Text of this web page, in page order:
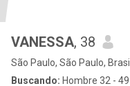
VANESSA, 38
São Paulo, São Paulo, Brasil
Buscando: Hombre 32 - 49